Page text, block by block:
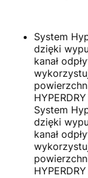
System
dzięki
kanał
System
dzięki
kanał